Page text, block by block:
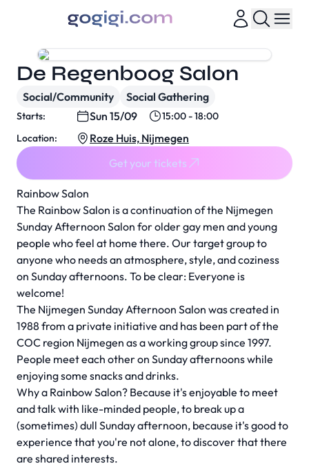
Rainbow Salon
The Rainbow Salon is a continuation of the Nijmegen
Sunday Afternoon Salon for older gay men and young
people who feel at home there. Our target group to
anyone who needs an atmosphere, style, and coziness
on Sunday afternoons. To be clear: Everyone is
welcome!
The Nijmegen Sunday Afternoon Salon was created in
1988 from a private initiative and has been part of the
COC region Nijmegen as a working group since 1997.
People meet each other on Sunday afternoons while
enjoying some snacks and drinks.
Why a Rainbow Salon? Because it's enjoyable to meet
and talk with like-minded people, to break up a
(sometimes) dull Sunday afternoon, because it's good to
experience that you're not alone, to discover that there
are shared interests.
De Regenboog Salon
Social/Community Social Gathering
Starts: Sun 15/09
15:00 - 18:00
Location:
Roze Huis, Nijmegen
Get your tickets